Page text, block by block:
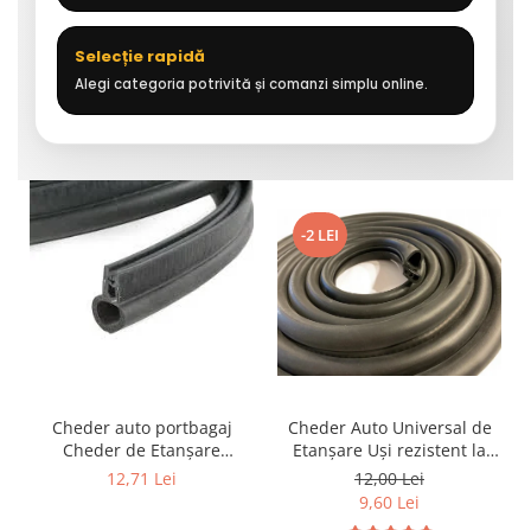
Selecție rapidă
Alegi categoria potrivită și comanzi simplu online.
Cheder auto portbagaj
Cheder de Etanșare
Profesional din Cauciuc -
12,71 Lei
-2 LEI
Cheder Auto Universal de
Etanșare Uși rezistent la
intemperii, raze UV,
îmbătrânire și temperaturi
extreme
12,00 Lei
9,60 Lei